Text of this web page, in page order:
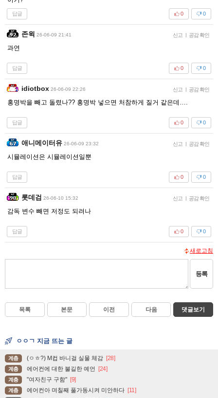
답글 0
0
존윅 26-06-09 21:41 신고 | 공감 확인
과연
답글 0
0
idiotbox 26-06-09 22:26 신고 | 공감 확인
홍명박을 빼고 돌렸나?? 홍명박 넣으면 처참하게 질거 같은데….
답글 0
0
애니메이터유 26-06-09 23:32 신고 | 공감 확인
시뮬레이션은 시뮬레이션일뿐
답글 0
0
롯데검 26-06-10 15:32 신고 | 공감 확인
감독 변수 빼면 저정도 되려나
답글 0
0
새로고침
등록
목록 본문 이전 다음 댓글보기
ㅇㅇㄱ 지금 뜨는 글
계층 (ㅇㅎ?) M컵 바니걸 실물 체감 [28]
계층 에어컨에 대한 불길한 예언 [24]
계층 "여자친구 구함" [9]
계층 에어컨아 며칠째 풀가동시켜 미안하다 [11]